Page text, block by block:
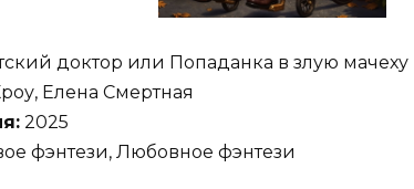
доктор или Попаданка в злую мачеху
Елена Смертная
2025
фэнтези, Любовное фэнтези